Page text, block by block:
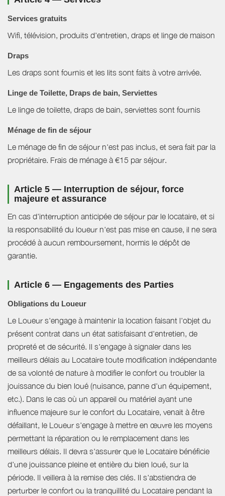
Services gratuits
Wifi, télévision, produits d'entretien, draps et linge de maison
Draps
Les draps sont fournis et les lits sont faits à votre arrivée.
Linge de Toilette, Draps de bain, Serviettes
Le linge de toilette, draps de bain, serviettes sont fournis
Ménage de fin de séjour
Le ménage de fin de séjour n'est pas inclus, et sera fait par la
propriétaire. Frais de ménage à €15 par séjour.
Article 5 — Interruption de séjour, force
majeure et assurance
En cas d'interruption anticipée de séjour par le locataire, et si
la responsabilité du loueur n'est pas mise en cause, il ne sera
procédé à aucun remboursement, hormis le dépôt de
garantie.
Article 6 — Engagements des Parties
Obligations du Loueur
Le Loueur s'engage à maintenir la location faisant l'objet du
présent contrat dans un état satisfaisant d'entretien, de
propreté et de sécurité. Il s'engage à signaler dans les
meilleurs délais au Locataire toute modification indépendante
de sa volonté de nature à modifier le confort ou troubler la
jouissance du bien loué (nuisance, panne d'un équipement,
etc.). Dans le cas où un appareil ou matériel ayant une
influence majeure sur le confort du Locataire, venait à être
défaillant, le Loueur s'engage à mettre en œuvre les moyens
permettant la réparation ou le remplacement dans les
meilleurs délais. Il devra s'assurer que le Locataire bénéficie
d'une jouissance pleine et entière du bien loué, sur la
période. Il veillera à la remise des clés. Il s'abstiendra de
perturber le confort ou la tranquillité du Locataire pendant la